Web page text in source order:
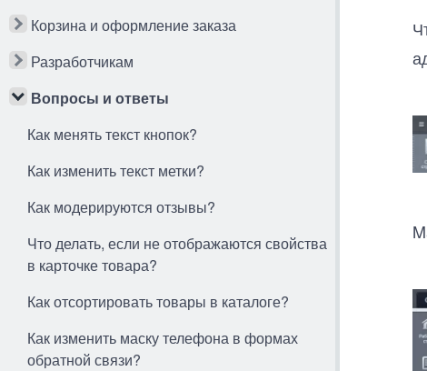
Корзина и оформление заказа
Разработчикам
Вопросы и ответы
Как менять текст кнопок?
Как изменить текст метки?
Как модерируются отзывы?
Что делать, если не отображаются свойства
в карточке товара?
Как отсортировать товары в каталоге?
Как изменить маску телефона в формах
обратной связи?